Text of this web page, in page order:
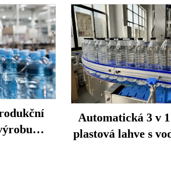
Automatická 3 v
plastová lahve s